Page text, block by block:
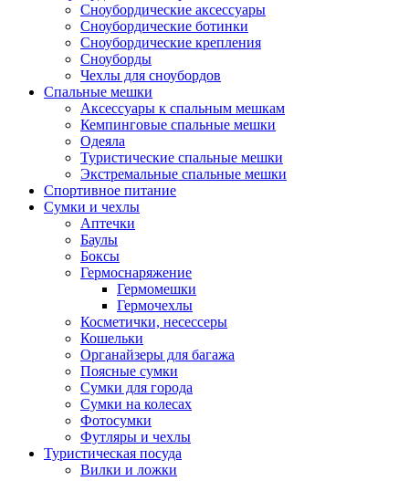
Сноубордические аксессуары
Сноубордические ботинки
Сноубордические крепления
Сноуборды
Чехлы для сноубордов
Спальные мешки
Аксессуары к спальным мешкам
Кемпинговые спальные мешки
Одеяла
Туристические спальные мешки
Экстремальные спальные мешки
Спортивное питание
Сумки и чехлы
Аптечки
Баулы
Боксы
Гермоснаряжение
Гермомешки
Гермочехлы
Косметички, несессеры
Кошельки
Органайзеры для багажа
Поясные сумки
Сумки для города
Сумки на колесах
Фотосумки
Футляры и чехлы
Туристическая посуда
Вилки и ложки